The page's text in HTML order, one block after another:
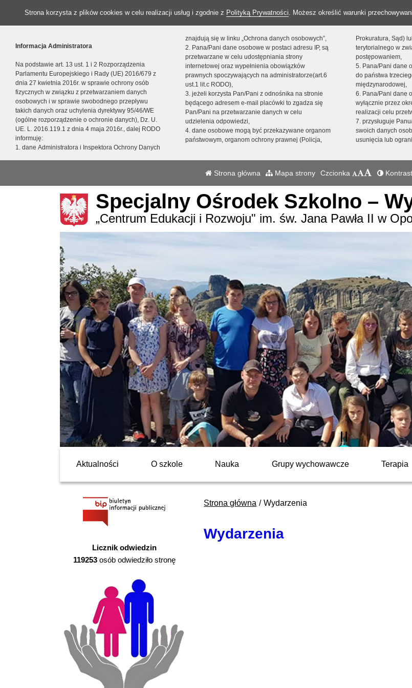
Strona korzysta z plików cookies w celu realizacji usług i zgodnie z Polityką Prywatności. Możesz określić warunki
Informacja Administratora
Na podstawie art. 13 ust. 1 i 2 Rozporządzenia
Parlamentu Europejskiego i Rady (UE) 2016/679 z
dnia 27 kwietnia 2016r. w sprawie ochrony osób
fizycznych w związku z przetwarzaniem danych
osobowych i w sprawie swobodnego przepływu
takich danych oraz uchylenia dyrektywy 95/46/WE
(ogólne rozporządzenie o ochronie danych), Dz. U.
UE. L. 2016.119.1 z dnia 4 maja 2016r., dalej RODO
informuję:
1. dane Administratora i Inspektora Ochrony Danych
znajdują się w linku „Ochrona danych osobowych”,
2. Pana/Pani dane osobowe w postaci adresu IP, są
przetwarzane w celu udostępniania strony
internetowej oraz wypełnienia obowiązków
prawnych spoczywających na administratorze(art.6
ust.1 lit.c RODO),
3. jeżeli korzysta Pan/Pani z odnośnika na stronie
będącego adresem e-mail placówki to zgadza się
Pan/Pani na przetwarzanie danych w celu
udzielenia odpowiedzi,
4. dane osobowe mogą być przekazywane organom
państwowym, organom ochrony prawnej (Policja,
Prokuratura, Sąd)
terytorialnego w
postępowaniem,
5. Pana/Pani dane
do państwa
międzynarodowej,
6. Pana/Pani dane
wyłącznie przez
realizacji celu
7. przysługuje
swoich danych
usunięcia lub
Strona główna Mapa strony Czcionka Kontrast
Specjalny Ośrodek Szkolno –
„Centrum Edukacji i Rozwoju" im. św. Jana Pawła II w
Aktualności O szkole Nauka Grupy wychowawcze Terapia
Strona główna Wydarzenia
Wydarzenia
Licznik odwiedzin
119253osób odwiedziło stronę